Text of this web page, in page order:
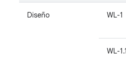
Diseño WL-1
WL-1.1